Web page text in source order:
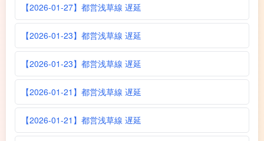
【2026-01-27】都営浅草線 遅延
【2026-01-23】都営浅草線 遅延
【2026-01-23】都営浅草線 遅延
【2026-01-21】都営浅草線 遅延
【2026-01-21】都営浅草線 遅延